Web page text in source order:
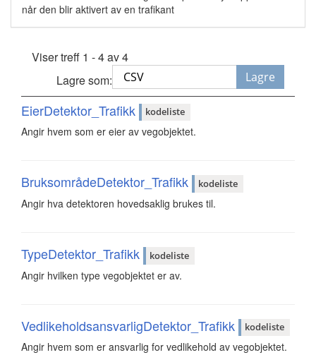
når den blir aktivert av en trafikant
Viser treff 1 - 4 av 4
Lagre som:
Lagre
EierDetektor_Trafikk kodeliste
Angir hvem som er eier av vegobjektet.
BruksområdeDetektor_Trafikk kodeliste
Angir hva detektoren hovedsaklig brukes til.
TypeDetektor_Trafikk kodeliste
Angir hvilken type vegobjektet er av.
VedlikeholdsansvarligDetektor_Trafikk kodeliste
Angir hvem som er ansvarlig for vedlikehold av vegobjektet.